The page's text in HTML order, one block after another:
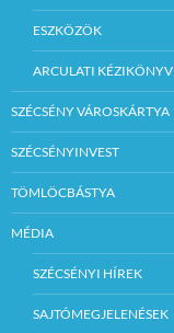
ESZKÖZÖK
ARCULATI KÉZIKÖNYV
SZÉCSÉNY VÁROSKÁRTYA
SZÉCSÉNYINVEST
TÖMLÖCBÁSTYA
MÉDIA
SZÉCSÉNYI HÍREK
SAJTÓMEGJELENÉSEK